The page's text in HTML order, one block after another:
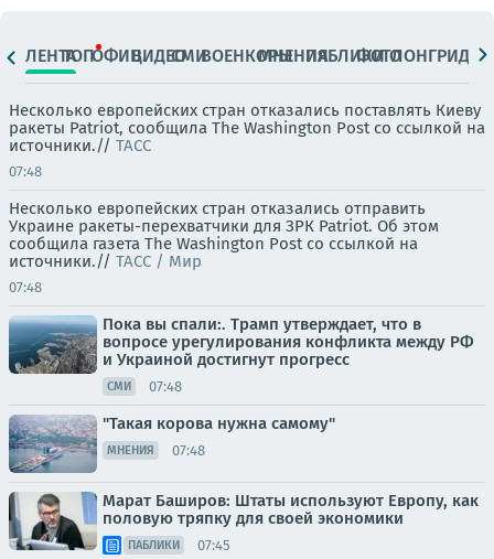
ЛЕНТАТОПОФИЦ.ВИДЕОСМИВОЕНКОРЫМНЕНИЯПАБЛИКИ
ФОТОЛОНГРИДЫ
Несколько европейских стран отказались поставлять Киеву
ракеты Patriot, сообщила The Washington Post со ссылкой на
источники.// ТАСС
07:48
Несколько европейских стран отказались отправить
Украине ракеты-перехватчики для ЗРК Patriot. Об этом
сообщила газета The Washington Post со ссылкой на
источники.// ТАСС / Мир
07:48
Пока вы спали:. Трамп утверждает, что в
вопросе урегулирования конфликта между РФ
и Украиной достигнут прогресс
СМИ 07:48
"Такая корова нужна самому"
МНЕНИЯ 07:48
Марат Баширов: Штаты используют Европу, как
половую тряпку для своей экономики
ПАБЛИКИ 07:45